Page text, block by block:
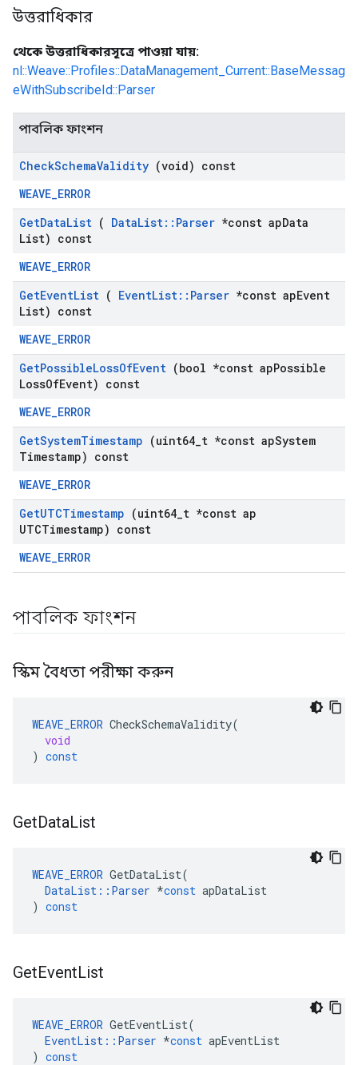
উত্তরাধিকার
থেকে উত্তরাধিকারসূত্রে পাওয়া যায়:
nl::Weave::Profiles::DataManagement_Current::BaseMessag
eWithSubscribeId::Parser
পাবলিক ফাংশন
CheckSchemaValidity (void) const
WEAVE_ERROR
GetDataList ( DataList:: Parser *const apData
List) const
WEAVE_ERROR
GetEventList ( EventList:: Parser *const apEvent
List) const
WEAVE_ERROR
GetPossibleLossOfEvent (bool *const apPossible
LossOfEvent) const
WEAVE_ERROR
GetSystemTimestamp (uint64 t *const apSystem
Timestamp) const
WEAVE_ERROR
GetUTCTimestamp (uint64 t *const ap
UTCTimestamp) const
WEAVE_ERROR
পাবলিক ফাংশন
স্কিম বৈধতা পরীক্ষা করুন
WEAVE_ERROR CheckSchemaValidity(
void
) const
GetDataList
WEAVE_ERROR GetDataList(
DataList :: Parser *const apDataList
) const
GetEventList
WEAVE_ERROR GetEventList(
EventList :: Parser *const apEventList
) const